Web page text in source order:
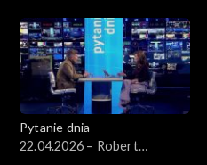
Pytanie dnia
22.04.2026 – Robert